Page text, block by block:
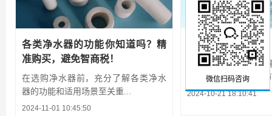
各类净水器的功能你知道吗？精
准购买，避免智商税！
在选购净水器前，充分了解各类净水
器的功能和适用场景至关重...
2024-11-01 10:45:50
净水器怎么挑选？
挑选净水器时需要
虑滤芯寿命与成本、
2024-10-21 18:10:41
微信扫码咨询